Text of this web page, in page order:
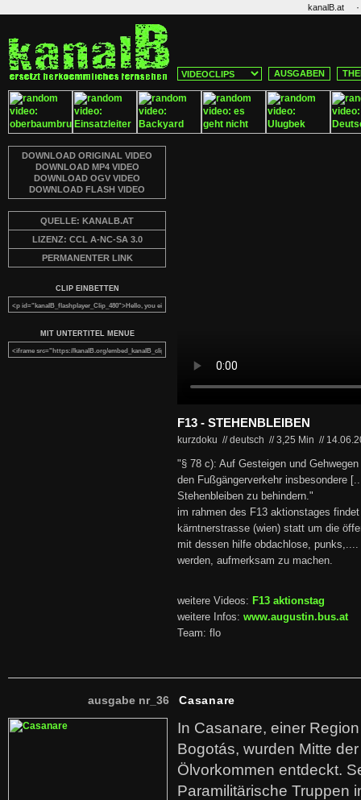
kanalB.at ·
AUSGABEN
DOWNLOAD ORIGINAL VIDEO
DOWNLOAD MP4 VIDEO
DOWNLOAD OGV VIDEO
DOWNLOAD FLASH VIDEO
QUELLE: KANALB.AT
LIZENZ: CCL A-NC-SA 3.0
PERMANENTER LINK
CLIP EINBETTEN
MIT UNTERTITEL MENUE
F13 - STEHENBLEIBEN
kurzdoku // deutsch //3,25 Min //
"§ 78 c): Auf Gesteigen und
den Fußgängerverkehr insbesondere
Stehenbleiben zu behindern."
im rahmen des F13 aktionstages
kärntnerstrasse (wien) statt um die
mit dessen hilfe obdachlose,
werden, aufmerksam zu machen.
weitere Videos: F13 aktionstag
weitere Infos: www.augustin.bus.at
Team: flo
ausgabe nr_36 Casanare
In Casanare, einer
Bogotás, wurden Mitte
Ölvorkommen entdeckt.
Paramilitärische Truppen